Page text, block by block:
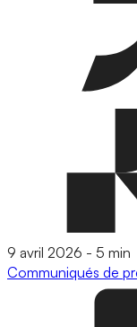
9 avril 2026 - 5 min
Communiqués de